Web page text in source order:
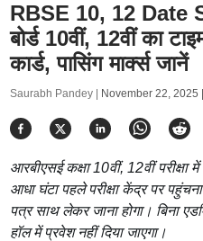
RBSE 10, 12 Date
बोर्ड 10वीं, 12वीं का
कार्ड, पासिंग मार्क्स जानें
Saurabh Pandey | November 22, 2025
आरबीएसई कक्षा 10वीं, 12वीं परीक्षा
आधा घंटा पहले परीक्षा केंद्र पर
पत्र साथ लेकर जाना होगा। बिना
हॉल में प्रवेश नहीं दिया जाएगा।